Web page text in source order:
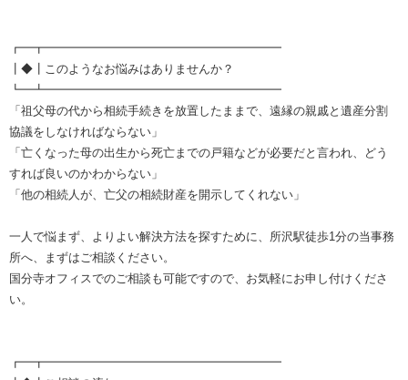
┏━┳━━━━━━━━━━━━━━━━━━━━
┃◆┃このようなお悩みはありませんか？
┗━┻━━━━━━━━━━━━━━━━━━━━
「祖父母の代から相続手続きを放置したままで、遠縁の親戚と遺産分割
協議をしなければならない」
「亡くなった母の出生から死亡までの戸籍などが必要だと言われ、どう
すれば良いのかわからない」
「他の相続人が、亡父の相続財産を開示してくれない」
一人で悩まず、よりよい解決方法を探すために、所沢駅徒歩1分の当事務
所へ、まずはご相談ください。
国分寺オフィスでのご相談も可能ですので、お気軽にお申し付けくださ
い。
┏━┳━━━━━━━━━━━━━━━━━━━━